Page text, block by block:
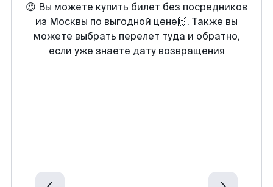
😍 Вы можете купить билет без посредников
из Москвы по выгодной цене🙌. Также вы
можете выбрать перелет туда и обратно,
если уже знаете дату возвращения